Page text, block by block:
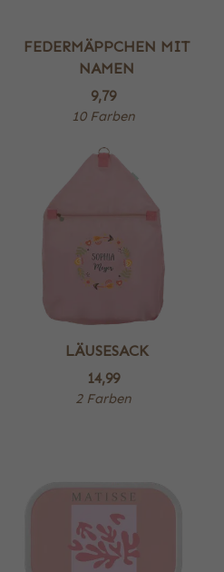
FEDERMÄPPCHEN MIT
NAMEN
9,79
10 Farben
LÄUSESACK
14,99
2 Farben